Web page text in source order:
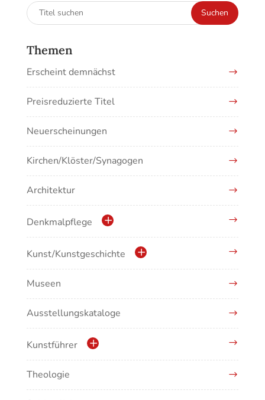
Suchen
nach:
Suchen
Themen
Erscheint demnächst
Preisreduzierte Titel
Neuerscheinungen
Kirchen/Klöster/Synagogen
Architektur
Denkmalpflege
Kulturdenkmale in Baden-Württemberg
Kunst/Kunstgeschichte
Antike/Mittelalter
Renaissance/Barock/19. Jahrhundert
Moderne/Gegenwartskunst
Übergreifende Darstellungen
Museen
Ausstellungskataloge
Kunstführer
Abonnement Kunstführer
Theologie